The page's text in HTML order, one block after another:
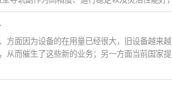
方面因为设备的在用量已经很大，旧设备越来越
从而催生了这些新的业务；另一方面当前国家提